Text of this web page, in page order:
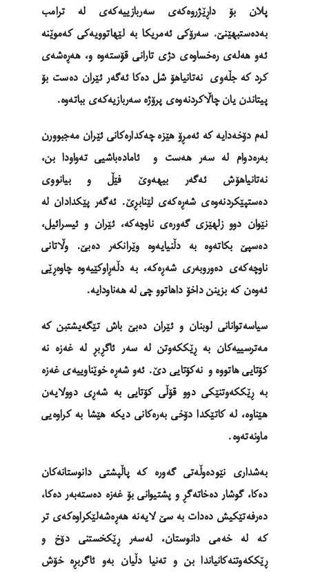
پلان بۆ داڕێژروەکەی سەربازییەکەی لە ترامب
بەدەستبهێنێ. سەرۆکی ئەمریکا بە لێهاتوویەکی کەموێنە
ئەو هەلەی رەخساوەی دژی تارانی قۆستەوە و، هەڕەشەی
کرد کە جڵەوی نەتانیاهۆ شل دەکا ئەگەر ئێران دەست بۆ
پیتاندن یان چاڵاکردنەوەی پرۆژە سەربازیەکەی بباتەوە.
لەم دۆخەدایە کە ئەمڕۆ هێزە چەکدارەکانی ئێران مەجبوورن
بەرەدوام لە سەر هەست و ئامادەباشیی تەواودا بن،
نەتانیاهۆش ئەگەر بیهەوێ فێڵ و بیانووی
دەستپێکردنەوەی شەڕەکەی لێنابڕێ. ئەگەر پێکدادان لە
نێوان دوو زلهێزی گەورەی ناوچەکە، ئێران و ئیسرائیل،
دەسپێ بکاتەوە بە دڵنیایەوە وێرانکەر دەبێ. وڵاتانی
ناوچەکەی دەوروبەری شەڕەکە، بە دڵەڕاوکێیەوە چاوەڕێی
ئەوەن کە بزینن داخۆ داهاتوو چی لە هەناودایە.
سیاسەتوانانی لوبنان و ئێران دەبێ باش تێگەیشتبن کە
مەترسییەکان بە ڕێککەوتن لە سەر ئاگڕبڕ لە غەزە نە
کۆتایی هاتووە و نەکۆتایی دێ. ئەو شەڕە خوێناوییەی غەزە
بە ڕێککەوتنێکی دوو قۆڵی کۆتایی بە شەڕی دوولایەن
هێناوە، لە کاتێکدا دۆخی بەرەکانی دیکە هێشا بە کراوەیی
ماونەتەوە.
بەشداری نێودەوڵەتی گەورە کە پاڵپشتی دانوستانەکان
دەکا، گوشار دەخاتەگڕ و پشتیوانی بۆ غەزە دەستەبەر دەکا،
دەرفەتێکیش دەدات بە سێ لایەنە هەڕەشەلێکراوەکەی تر
کە لە خەمی دانوستان، لەسەر ڕێکخستنی دۆخ و
ڕێککەوتنەکانیاندا بن و تەنیا دڵیان بەو ئاگربڕە خۆش